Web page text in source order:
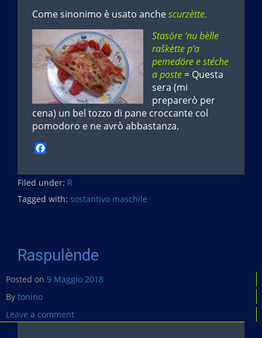
Come sinonimo è usato anchescurzètte.
Stasöre ‘nu bèlle
raškètte p’a
pemedöre e stéche
a poste = Questa
sera (mi
preparerò per
cena) un bel tozzo di pane croccante col
pomodoro e ne avrò abbastanza.
c
e
b
Filed under: R
Tagged with: sostantivo maschile
Raspulènde
Posted on 9 Maggio 2018
By tonino
Leave a comment